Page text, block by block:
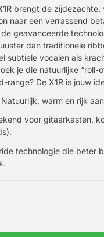
brengt de zijdezachte,
naar een verrassend
geavanceerde
dan traditionele
subtiele vocalen als
je die natuurlijke “roll-
range? De X1R is jouw
Natuurlijk, warm en rijk
voor gitaarkasten,
technologie die beter